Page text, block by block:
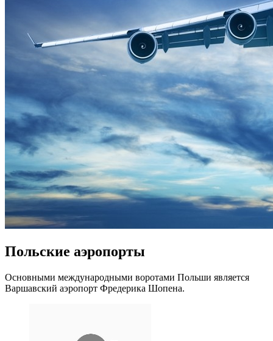
Польские аэропорты
Основными международными воротами Польши является
Варшавский аэропорт Фредерика Шопена.